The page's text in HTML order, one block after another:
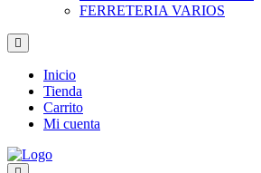
FERRETERIA VARIOS
Inicio
Tienda
Carrito
Mi cuenta